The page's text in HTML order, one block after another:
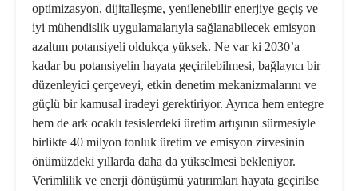
optimizasyon, dijitalleşme, yenilenebilir enerjiye geçiş ve
iyi mühendislik uygulamalarıyla sağlanabilecek emisyon
azaltım potansiyeli oldukça yüksek. Ne var ki 2030’a
kadar bu potansiyelin hayata geçirilebilmesi, bağlayıcı bir
düzenleyici çerçeveyi, etkin denetim mekanizmalarını ve
güçlü bir kamusal iradeyi gerektiriyor. Ayrıca hem entegre
hem de ark ocaklı tesislerdeki üretim artışının sürmesiyle
birlikte 40 milyon tonluk üretim ve emisyon zirvesinin
önümüzdeki yıllarda daha da yükselmesi bekleniyor.
Verimlilik ve enerji dönüşümü yatırımları hayata geçirilse